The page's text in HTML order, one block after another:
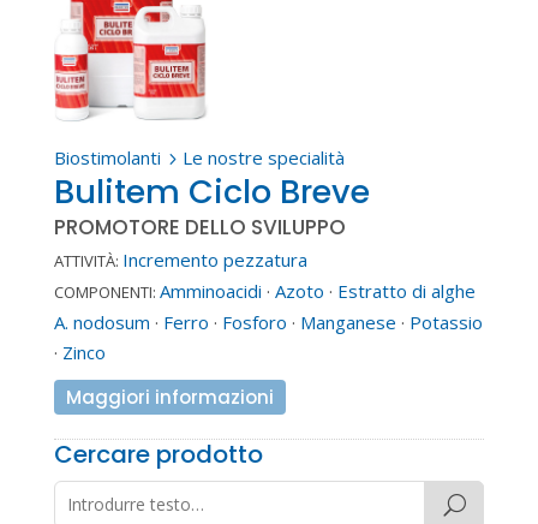
Biostimolanti 5 Le nostre specialità
Bulitem Ciclo Breve
PROMOTORE DELLO SVILUPPO
ATTIVITÀ: Incremento pezzatura
COMPONENTI: Amminoacidi · Azoto · Estratto di alghe
A. nodosum · Ferro · Fosforo · Manganese · Potassio
· Zinco
Maggiori informazioni
Cercare prodotto